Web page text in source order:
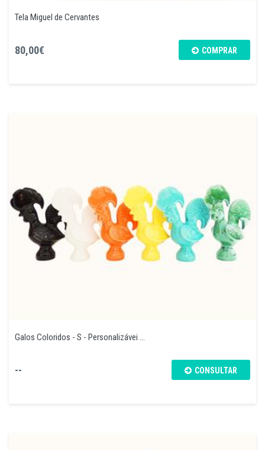
Tela Miguel de Cervantes
80,00€ COMPRAR
Galos Coloridos - S - Personalizávei ...
-- CONSULTAR